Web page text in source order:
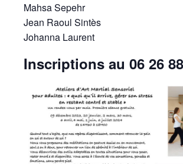
Mahsa Sepehr
Jean Raoul Sintès
Johanna Laurent
Inscriptions au 06 26